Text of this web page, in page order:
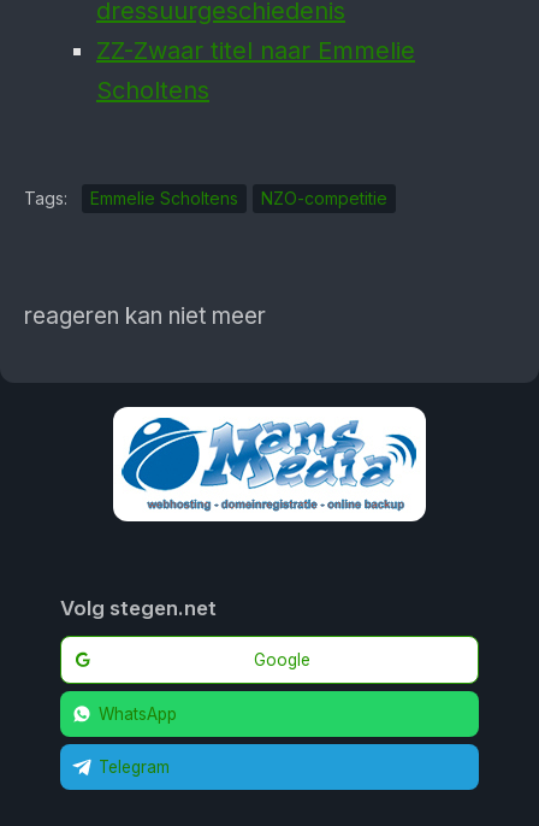
dressuurgeschiedenis
ZZ-Zwaar titel naar Emmelie
Scholtens
Tags: Emmelie Scholtens NZO-competitie
reageren kan niet meer
Volg stegen.net
Google
WhatsApp
Telegram